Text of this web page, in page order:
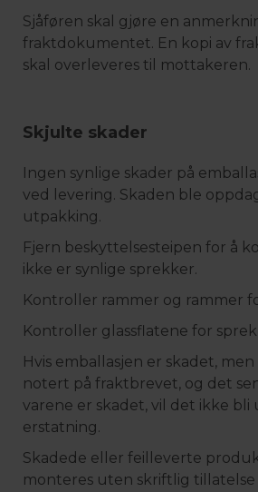
Sjåføren skal gjøre en
fraktdokumentet. En kopi av
skal overleveres til mottakeren.
Skjulte skader
Ingen synlige skader på
ved levering. Skaden ble
utpakking.
Fjern beskyttelsesteipen for å
ikke er synlige sprekker.
Kontroller rammer og rammer
Kontroller glassflatene for
Hvis emballasjen er skadet,
notert på fraktbrevet, og det
varene er skadet, vil det ikke
erstatning.
Skadede eller feilleverte
monteres uten skriftlig tillatelse